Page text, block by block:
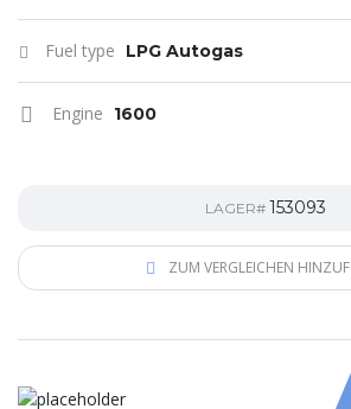
Fuel type LPG Autogas
Engine 1600
LAGER# 153093
ZUM VERGLEICHEN